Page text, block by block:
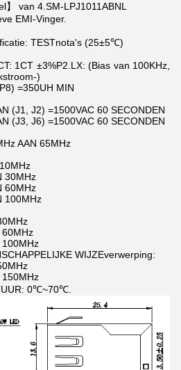
van 4.SM-LPJ1011ABNL
EMI-Vinger.
TESTnota's (25±5℃)
1CT ±3%P2.LX: (Bias van 100KHz,
)
=350UH MIN
(J1, J2) =1500VAC 60 SECONDEN
(J3, J6) =1500VAC 60 SECONDEN
AAN 65MHz
30MHz
60MHz
100MHz
60MHz
100MHz
WIJZEverwerping:
150MHz
0℃~70℃.